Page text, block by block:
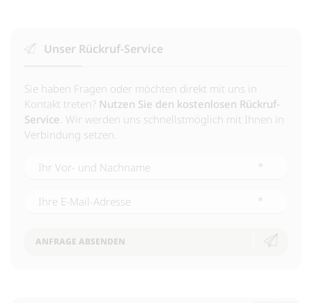
Unser Rückruf-Service
Sie haben Fragen oder möchten direkt mit uns in
Kontakt treten? Nutzen Sie den kostenlosen Rückruf-
Service. Wir werden uns schnellstmöglich mit Ihnen in
Verbindung setzen.
*
*
ANFRAGE ABSENDEN